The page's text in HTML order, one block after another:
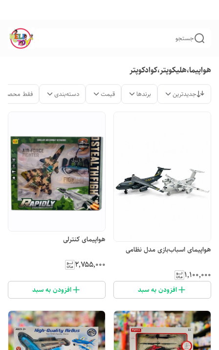
جستجو
هواپیما،هلیکوپتر،کوادکوپتر
جدیدترین برندها قیمت دسته‌بندی فقط
هواپیمای اسباب‌بازی مدل نظامی
۱٬۱۰۰٬۰۰۰
افزودن به سبد
هواپیمای کنترلی
۲٬۷۵۵٬۰۰۰
افزودن به سبد